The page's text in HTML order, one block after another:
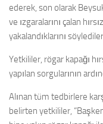
ederek, son olarak
ve ızgaralarını çalan
yakalandıklarını
Yetkililer, rögar kapağı
yapılan sorgularının
Alınan tüm tedbirlere
belirten yetkililer,